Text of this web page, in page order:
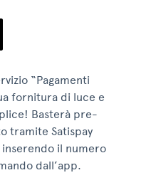
“Pagamenti
fornitura di luce e
Basterà pre-
tramite Satispay
il numero
dall’app.